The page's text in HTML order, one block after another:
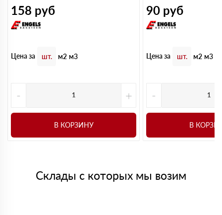
158 руб
Цена за шт. м2 м3
- +
В КОРЗИНУ
90 руб
Цена за шт. м2 м3
-
В
Склады с которых мы возим